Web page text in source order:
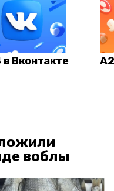
Вконтакте
воблы